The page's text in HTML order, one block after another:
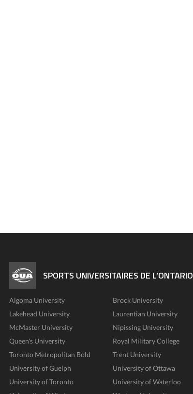
SPORTS UNIVERSITAIRES DE L’ONTARIO
Algoma University
Brock University
Lakehead University
Laurentian University
McMaster University
Nipissing University
Queen's University
Royal Military College
Toronto Metropolitan Bold
Trent University
University of Guelph
University of Ottawa
University of Toronto
University of Waterloo